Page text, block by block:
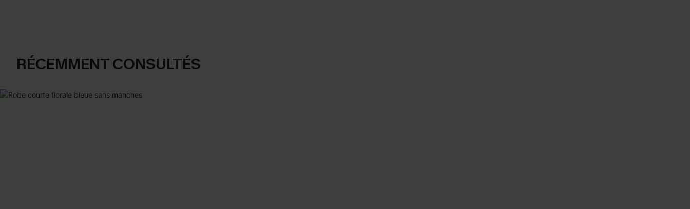
RÉCEMMENT CONSULTÉS